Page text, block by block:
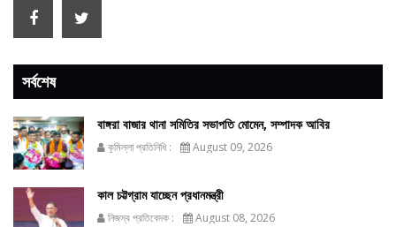
সর্বশেষ
বাঙ্গরা বাজার থানা সমিতির সভাপতি মোমেন, সম্পাদক আবির
কুমিল্লা প্রতিনিধি : August 09, 2026
কাল চট্টগ্রাম যাচ্ছেন প্রধানমন্ত্রী
নিজস্ব প্রতিবেদক : August 08, 2026